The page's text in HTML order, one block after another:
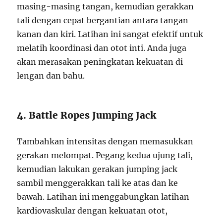
masing-masing tangan, kemudian gerakkan
tali dengan cepat bergantian antara tangan
kanan dan kiri. Latihan ini sangat efektif untuk
melatih koordinasi dan otot inti. Anda juga
akan merasakan peningkatan kekuatan di
lengan dan bahu.
4. Battle Ropes Jumping Jack
Tambahkan intensitas dengan memasukkan
gerakan melompat. Pegang kedua ujung tali,
kemudian lakukan gerakan jumping jack
sambil menggerakkan tali ke atas dan ke
bawah. Latihan ini menggabungkan latihan
kardiovaskular dengan kekuatan otot,